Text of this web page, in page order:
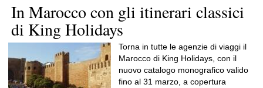
In Marocco con gli itinerari classici
di King Holidays
Torna in tutte le agenzie di viaggi il
Marocco di King Holidays, con il
nuovo catalogo monografico valido
fino al 31 marzo, a copertura